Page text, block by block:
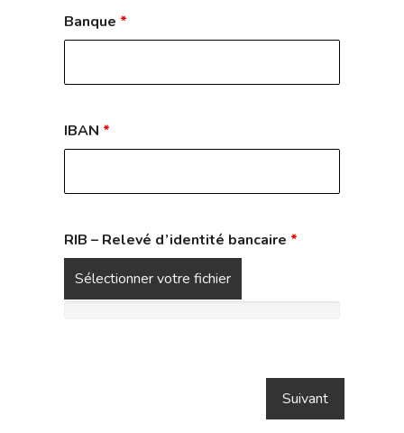
Banque *
IBAN *
RIB – Relevé d’identité bancaire *
Sélectionner votre fichier